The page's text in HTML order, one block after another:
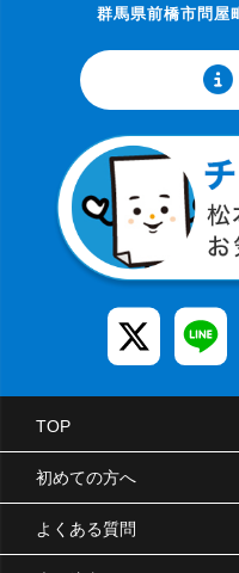
群馬県前橋市問屋
TOP
初めての方へ
よくある質問